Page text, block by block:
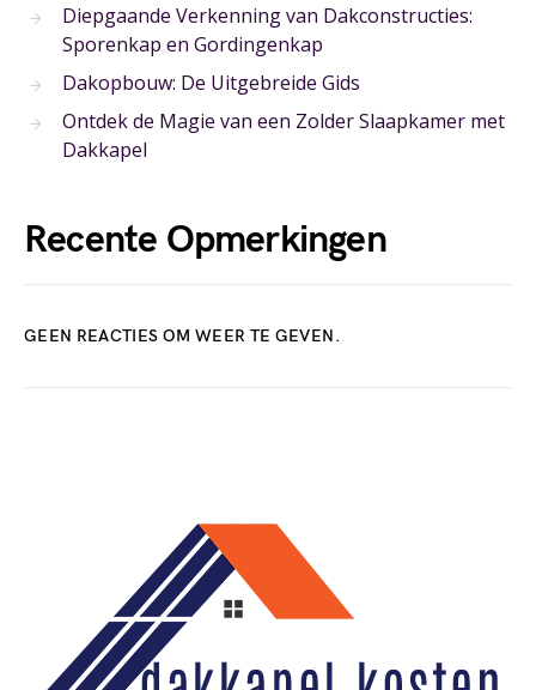
Diepgaande Verkenning van Dakconstructies:
Sporenkap en Gordingenkap
Dakopbouw: De Uitgebreide Gids
Ontdek de Magie van een Zolder Slaapkamer met
Dakkapel
Recente Opmerkingen
GEEN REACTIES OM WEER TE GEVEN.